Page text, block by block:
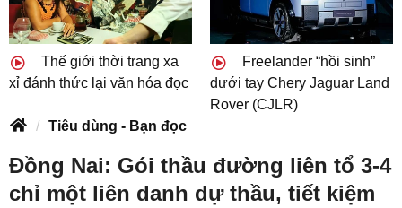
Thế giới thời trang xa
xỉ đánh thức lại văn hóa đọc
Freelander “hồi sinh”
dưới tay Chery Jaguar Land
Rover (CJLR)
Tiêu dùng - Bạn đọc
Đồng Nai: Gói thầu đường liên tổ 3-4
chỉ một liên danh dự thầu, tiết kiệm